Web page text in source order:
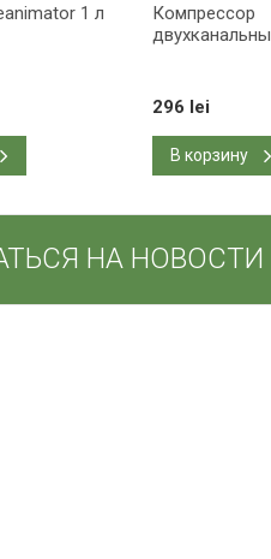
1 л
Компрессор
296 lei
В корзину
НА НОВОСТИ